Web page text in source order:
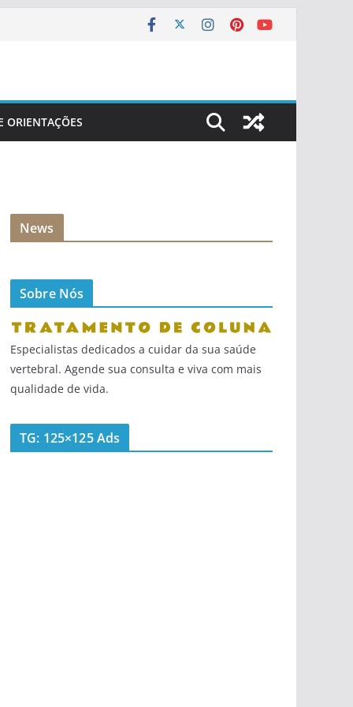
ORIENTAÇÕES
News
Sobre Nós
Especialistas dedicados a cuidar da sua saúde
vertebral. Agende sua consulta e viva com mais
qualidade de vida.
TG: 125×125 Ads